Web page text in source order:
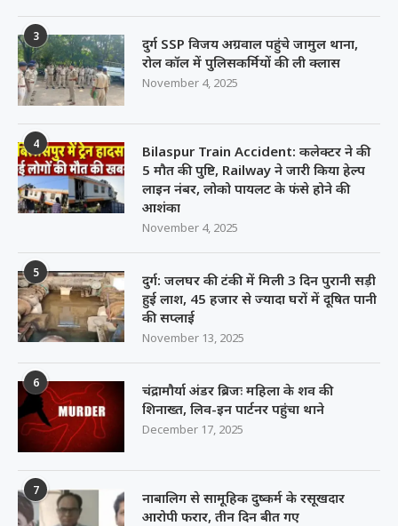
3
दुर्ग SSP विजय अग्रवाल पहुंचे जामुल थाना,
रोल कॉल में पुलिसकर्मियों की ली क्लास
November 4, 2025
4
Bilaspur Train Accident: कलेक्टर ने की
5 मौत की पुष्टि, Railway ने जारी किया हेल्प
लाइन नंबर, लोको पायलट के फंसे होने की
आशंका
November 4, 2025
5
दुर्ग: जलघर की टंकी में मिली 3 दिन पुरानी सड़ी
हुई लाश, 45 हजार से ज्यादा घरों में दूषित पानी
की सप्लाई
November 13, 2025
6
चंद्रामौर्या अंडर ब्रिजः महिला के शव की
शिनाख्त, लिव-इन पार्टनर पहुंचा थाने
December 17, 2025
7
नाबालिग से सामूहिक दुष्कर्म के रसूखदार
आरोपी फरार, तीन दिन बीत गए